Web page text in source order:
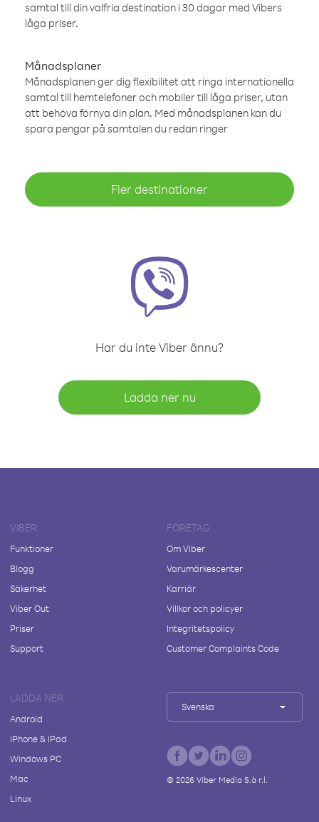
samtal till din valfria destination i 30 dagar med Vibers
låga priser.
Månadsplaner
Månadsplanen ger dig flexibilitet att ringa internationella
samtal till hemtelefoner och mobiler till låga priser, utan
att behöva förnya din plan. Med månadsplanen kan du
spara pengar på samtalen du redan ringer
Fler destinationer
Har du inte Viber ännu?
Ladda ner nu
VIBER
Funktioner
Blogg
Säkerhet
Viber Out
Priser
Support
FÖRETAG
Om Viber
Varumärkescenter
Karriär
Villkor och policyer
Integritetspolicy
Customer Complaints Code
LADDA NER
Android
iPhone & iPad
Windows PC
Mac
Linux
Svenska
© 2026Viber Media S.à r.l.